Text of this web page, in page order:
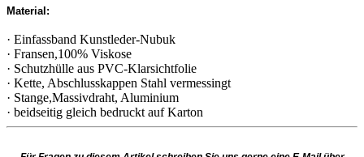
Material:
· Einfassband Kunstleder-Nubuk
· Fransen,100% Viskose
· Schutzhülle aus PVC-Klarsichtfolie
· Kette, Abschlusskappen Stahl vermessingt
· Stange,Massivdraht, Aluminium
· beidseitig gleich bedruckt auf Karton